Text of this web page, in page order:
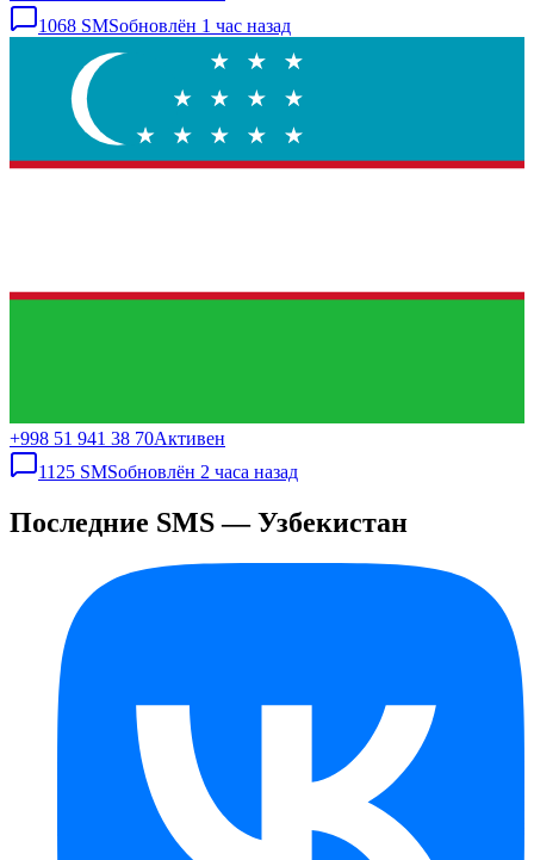
1068 SMSобновлён 1 час назад
+998 51 941 38 70Активен
1125 SMSобновлён 2 часа назад
Последние SMS — Узбекистан